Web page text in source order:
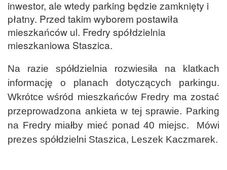
inwestor, ale wtedy parking będzie zamknięty i
płatny. Przed takim wyborem postawiła
mieszkańców ul. Fredry spółdzielnia
mieszkaniowa Staszica.
Na razie spółdzielnia rozwiesiła na klatkach
informację o planach dotyczących parkingu.
Wkrótce wśród mieszkańców Fredry ma zostać
przeprowadzona ankieta w tej sprawie. Parking
na Fredry miałby mieć ponad 40 miejsc. Mówi
prezes spółdzielni Staszica, Leszek Kaczmarek.